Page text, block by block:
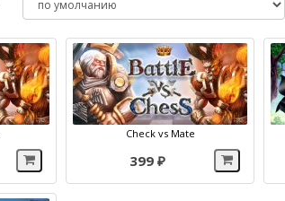
Check vs Mate
399 ₽